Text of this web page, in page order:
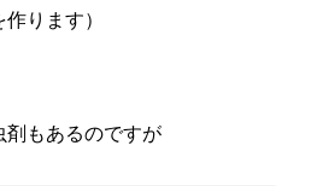
ります）
もあるのですが